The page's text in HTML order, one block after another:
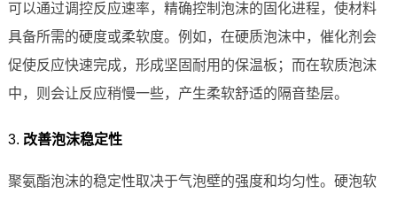
可以通过调控反应速率，精确控制泡沫的固化进程，使材料
具备所需的硬度或柔软度。例如，在硬质泡沫中，催化剂会
促使反应快速完成，形成坚固耐用的保温板；而在软质泡沫
中，则会让反应稍慢一些，产生柔软舒适的隔音垫层。
3. 改善泡沫稳定性
聚氨酯泡沫的稳定性取决于气泡壁的强度和均匀性。硬泡软